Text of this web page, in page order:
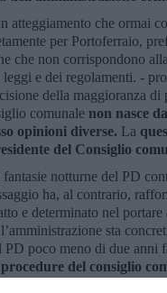
che ormai
per Portoferraio,
che non corrispondono
e dei regolamenti. -
della maggioranza
comunale non nasce
opinioni diverse. La
del Consiglio
notturne del PD
ha, al contrario,
e determinato nel
sta
PD poco meno di due anni
del consiglio
più accreditata e